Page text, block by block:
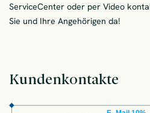
ServiceCenter oder per Video
Sie und Ihre Angehörigen da!
Kundenkontakte